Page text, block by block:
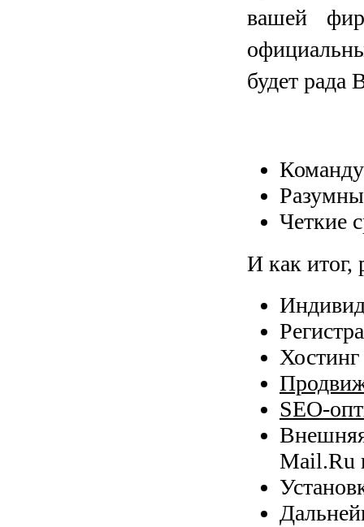
вашей
будет рада
Четкие
И как итог,
Хостинг
SEO-
Mail.Ru